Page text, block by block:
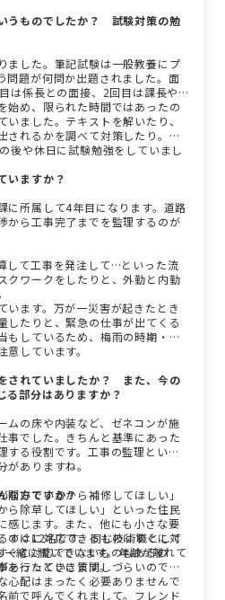
うものでしたか？ 試験対策の勉
ました。筆記試験は一般教養にプ
問題が何問か出題されました。面
は係長との面接、2回目は課長や
始め、限られた時間ではあったの
ました。テキストを解いたり、
されるかを調べて対策したり。試
後や休日に試験勉強をしていまし
いますか？
に所属して4年目になります。道路
から工事完了までを監理するのが
して工事を発注して…といった流
クワークをしたりと、外勤と内勤
います。万が一災害が起きたとき
したりと、緊急の仕事が出てくる
もしているため、梅雨の時期・台
しています。
されていましたか？ また、今の
る部分はありますか？
ムの床や内装など、ゼネコンが施
事でした。きちんと基準にあった
する役割です。工事の監理という
ありますね。
いているから補修してほしい」
ら除草してほしい」といった住民
感じます。また、他にも小さな要
すぐに対応できるものはすぐに対
ぐに対応できないものもあるの
を行っていきます。
な方ですか？
のは12名です。同じ技術職として
緒に働いています。年齢が離れて
あったときに質問しづらいのでは
心配はまったく必要ありませんで
前で呼んでくれまして。フレンド